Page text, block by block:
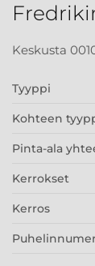
Keskusta
Tyyppi
Kohteen
Pinta-ala
Kerrokset
Kerros